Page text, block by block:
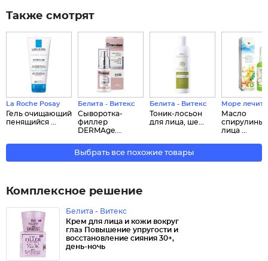
Также смотрят
La Roche Posay
Гель очищающий
пенящийся ...
Белита - Витекс
Сыворотка-
филлер
DERMAge....
Белита - Витекс
Тоник-лосьон
для лица, ше...
Море лечит
Масло
спирулины
лица ...
Выбрать все похожие товары
Комплексное решение
Белита - Витекс
Крем для лица и кожи вокруг
глаз Повышение упругости и
восстановление сияния 30+,
день-ночь